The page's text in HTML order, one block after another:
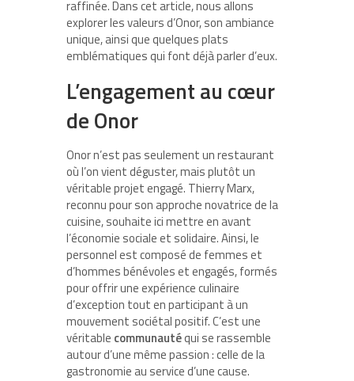
raffinée. Dans cet article, nous allons
explorer les valeurs d’Onor, son ambiance
unique, ainsi que quelques plats
emblématiques qui font déjà parler d’eux.
L’engagement au cœur
de Onor
Onor n’est pas seulement un restaurant
où l’on vient déguster, mais plutôt un
véritable projet engagé. Thierry Marx,
reconnu pour son approche novatrice de la
cuisine, souhaite ici mettre en avant
l’économie sociale et solidaire. Ainsi, le
personnel est composé de femmes et
d’hommes bénévoles et engagés, formés
pour offrir une expérience culinaire
d’exception tout en participant à un
mouvement sociétal positif. C’est une
véritable communautéqui se rassemble
autour d’une même passion : celle de la
gastronomie au service d’une cause.